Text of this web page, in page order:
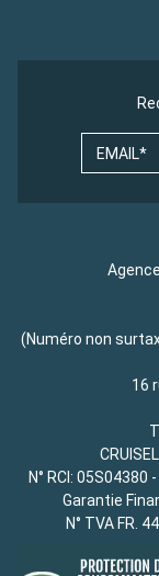
EMAIL*
(Numéro non
16
N° RCI:
Garantie
N° TVA FR.